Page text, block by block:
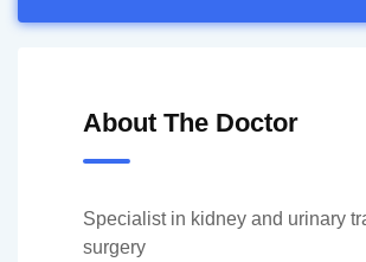
About The Doctor
Specialist in kidney and urinary
surgery